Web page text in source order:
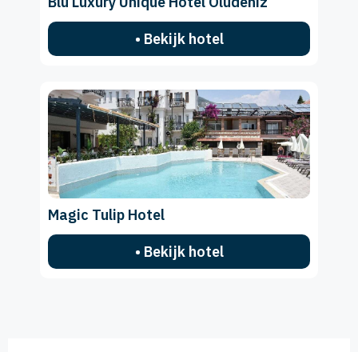
• Bekijk hotel
Magic Tulip Hotel
• Bekijk hotel